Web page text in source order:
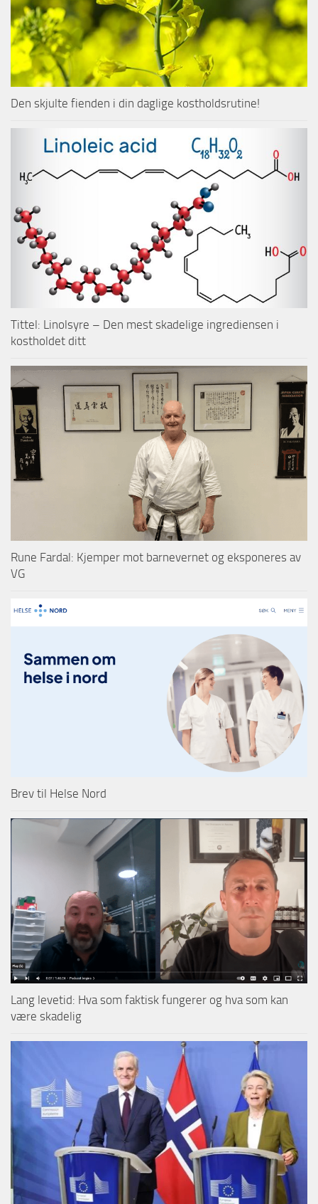
Den skjulte fienden i din daglige kostholdsrutine!
Tittel: Linolsyre – Den mest skadelige ingrediensen i
kostholdet ditt
Rune Fardal: Kjemper mot barnevernet og eksponeres av
VG
Brev til Helse Nord
Lang levetid: Hva som faktisk fungerer og hva som kan
være skadelig